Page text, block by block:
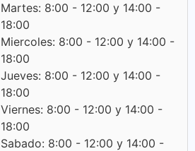
Martes: 8:00 - 12:00 y 14:00 -
18:00
Miercoles: 8:00 - 12:00 y 14:00 -
18:00
Jueves: 8:00 - 12:00 y 14:00 -
18:00
Viernes: 8:00 - 12:00 y 14:00 -
18:00
Sabado: 8:00 - 12:00 y 14:00 -